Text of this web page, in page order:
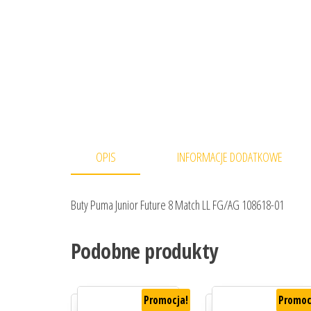
OPIS INFORMACJE DODATKOWE
Buty Puma Junior Future 8 Match LL FG/AG 108618-01
Podobne produkty
Promocja!